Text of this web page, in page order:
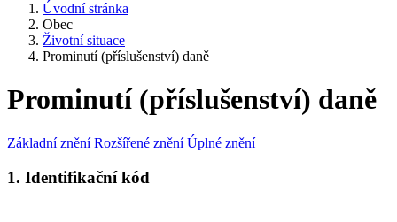
Úvodní stránka
Obec
Životní situace
Prominutí (příslušenství) daně
Prominutí (příslušenství) daně
Základní znění Rozšířené znění Úplné znění
1. Identifikační kód